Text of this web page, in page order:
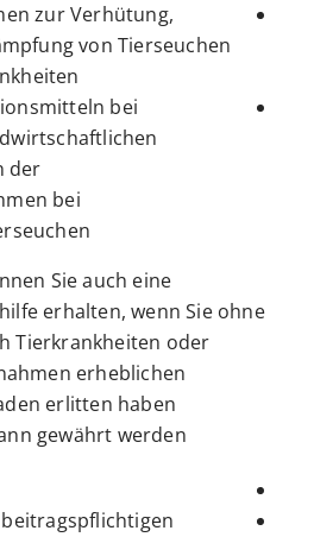
zur Verhütung,
von Tierseuchen
bei
der
bei
Sie auch eine
erhalten, wenn Sie ohne
Tierkrankheiten oder
erheblichen
erlitten haben.
gewährt werden: